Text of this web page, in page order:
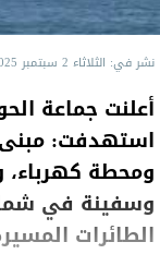
نشر في: الثلاثاء 2 سبتمبر 2025 - 6:21 م
استهدفت: مبنى
ومحطة كهرباء،
وسفينة في
الطائرات